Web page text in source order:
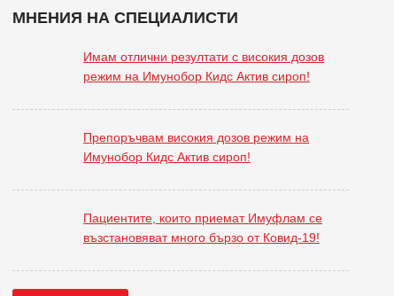
МНЕНИЯ НА СПЕЦИАЛИСТИ
Имам отлични резултати с високия дозов
режим на Имунобор Кидс Актив сироп!
Препоръчвам високия дозов режим на
Имунобор Кидс Актив сироп!
Пациентите, които приемат Имуфлам се
възстановяват много бързо от Ковид-19!